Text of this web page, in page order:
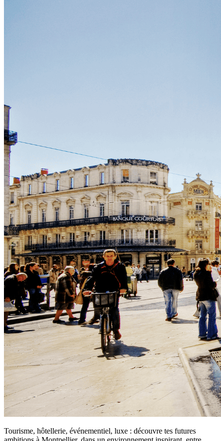
Tourisme, hôtellerie, événementiel, luxe : découvre tes futures